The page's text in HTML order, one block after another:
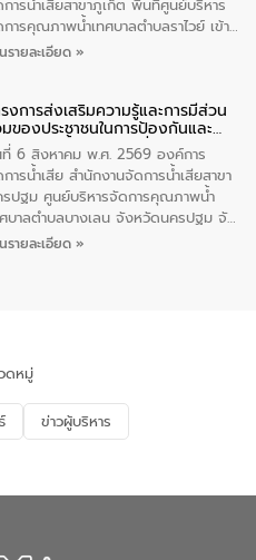
ารน้ำเสียสาขาภูเก็ต พื้นที่ศูนย์บริหาร
ารคุณภาพน้ำเทศบาลตำบลราไวย์ เข้า
โครงการราไวย์สวยด้วยมือและใจเรา
ชาชน ตัวแทนจากโรงแรมต่างๆ ในเขต
บาลตำบลราไวย์ ศูนย์บริหารจัดการ
าพน้ำเทศบาลตำบลราไวย์ นำโดยนาย
แก้วเศษ ผู้จัดการสำนักงานจัดการน้ำ
สาขาภูเก็ต พร้อมด้วยเจ้าหน้าที่ จำนวน
น ร่วมทำกิจกรรม ทำความสะอาด
หาดและแหล่งท่องเที่ยว ณ บริเวณ
รายละเอียด »
งการส่งเสริมความรู้และการมีส่วน
ของประชาชนในการป้องกันและ
ไขปัญหาน้ำเสียอย่างยั่งยืน
6 สิงหาคม พ.ศ. 2569 องค์การ
ารน้ำเสีย สำนักงานจัดการน้ำเสียสาขา
รปฐม ศูนย์บริหารจัดการคุณภาพน้ำ
บาลตำบลบางเลน จังหวัดนครปฐม จัด
รรมภายใต้โครงการส่งเสริมความรู้และ
ารน้ำเสียและสร้างจิตสำนึกในการ
นุรักษ์สิ่งแวดล้อม ในหัวข้อ “น้ำเสียชุมชน
การบำบัดน้ำเสียเบื้องต้น” โดยให้ความรู้
วกับสาเหตุและผลกระทบของน้ำเสีย
ทศบาลตำบลบางเลน จังหวัดนครปฐม
รายละเอียด »
ดหมู่
ข่าวผู้บริหาร